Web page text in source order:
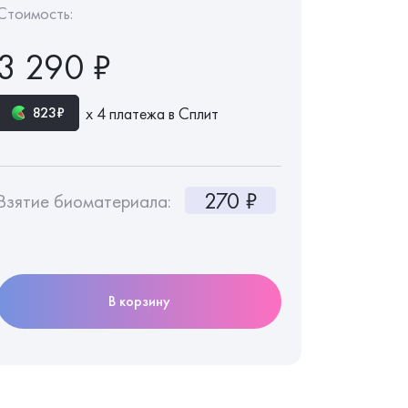
290 ₽
823₽ х 4 платежа в Сплит
биоматериала: 270 ₽
В корзину